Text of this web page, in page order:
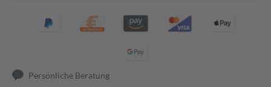
Persönliche Beratung